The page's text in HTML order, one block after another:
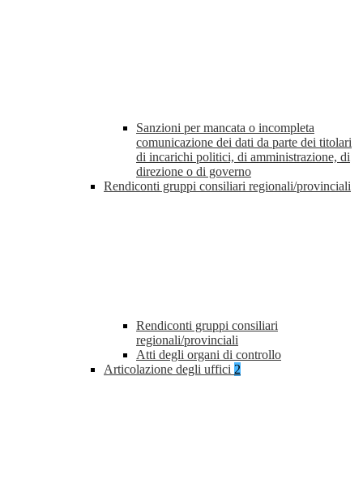
Sanzioni per mancata o incompleta
comunicazione dei dati da parte dei titolari
di incarichi politici, di amministrazione, di
direzione o di governo
Rendiconti gruppi consiliari regionali/provinciali
Rendiconti gruppi consiliari
regionali/provinciali
Atti degli organi di controllo
Articolazione degli uffici 2